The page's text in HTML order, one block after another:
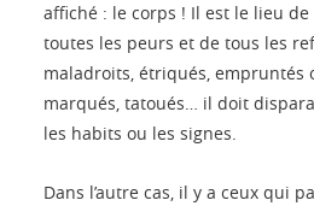
affiché : le corps ! Il est le lieu
toutes les peurs et de tous les
maladroits, étriqués, empruntés
marqués, tatoués… il doit
les habits ou les signes.
Dans l’autre cas, il y a ceux qui